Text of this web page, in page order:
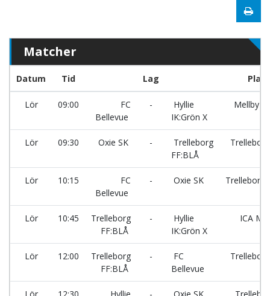
Matcher
Datum Tid Lag Plan
Lör 09:00
FC
Bellevue
-
Hyllie
IK:Grön X
Mellby
Lör 09:30 Oxie SK -
Trelleborg
FF:BLÅ
Lör 10:15
FC
Bellevue
- Oxie SK
Lör 10:45
Trelleborg
FF:BLÅ
-
Hyllie
IK:Grön X
ICA
Lör 12:00
Trelleborg
FF:BLÅ
-
FC
Bellevue